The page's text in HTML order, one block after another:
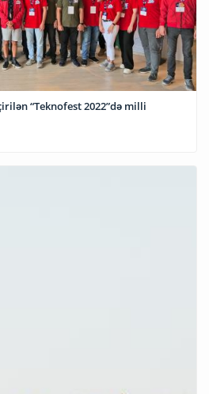
“Teknofest 2022”də milli